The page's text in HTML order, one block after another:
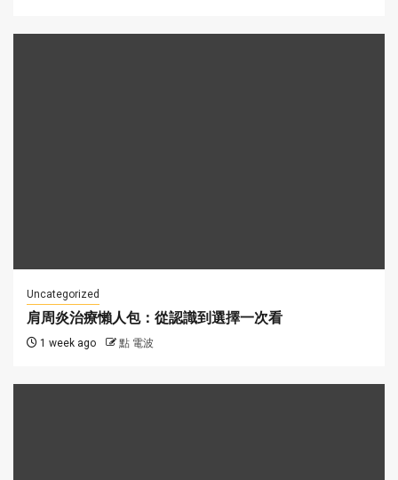
Uncategorized
肩周炎治療懶人包：從認識到選擇一次看
1 week ago 點 電波